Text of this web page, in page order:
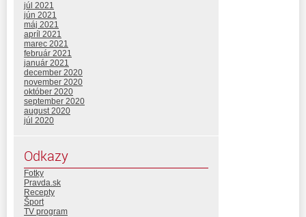
júl 2021
jún 2021
máj 2021
apríl 2021
marec 2021
február 2021
január 2021
december 2020
november 2020
október 2020
september 2020
august 2020
júl 2020
Odkazy
Fotky
Pravda.sk
Recepty
Šport
TV program